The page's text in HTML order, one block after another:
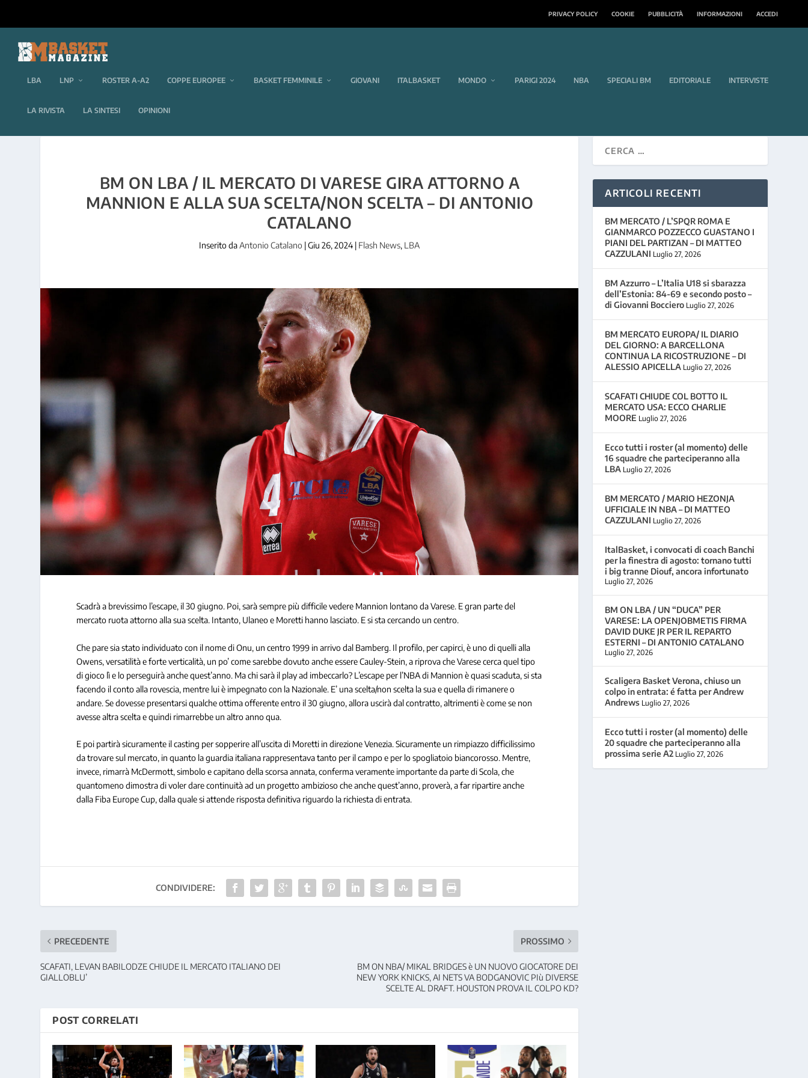
PRIVACY POLICY COOKIE PUBBLICITÀ INFORMAZIONI ACCEDI
LBA LNP ROSTER A-A2 COPPE EUROPEE BASKET FEMMINILE GIOVANI ITALBASKET MONDO PARIGI 2024 NBA SPECIALI BM EDITORIALE INTERVISTE
LA RIVISTA LA SINTESI OPINIONI
BM ON LBA / IL MERCATO DI VARESE GIRA ATTORNO A
MANNION E ALLA SUA SCELTA/NON SCELTA – DI ANTONIO
CATALANO
Inserito daAntonio Catalano |Giu 26, 2024 | Flash News, LBA
Scadrà a brevissimo l’escape, il 30 giugno. Poi, sarà sempre più difficile vedere Mannion lontano da Varese. E gran parte del
mercato ruota attorno alla sua scelta. Intanto, Ulaneo e Moretti hanno lasciato. E si sta cercando un centro.
Che pare sia stato individuato con il nome di Onu, un centro 1999 in arrivo dal Bamberg. Il profilo, per capirci, è uno di quelli alla
Owens, versatilità e forte verticalità, un po’ come sarebbe dovuto anche essere Cauley-Stein, a riprova che Varese cerca quel tipo
di gioco lì e lo perseguirà anche quest’anno. Ma chi sarà il play ad imbeccarlo? L’escape per l’NBA di Mannion è quasi scaduta, si sta
facendo il conto alla rovescia, mentre lui è impegnato con la Nazionale. E’ una scelta/non scelta la sua e quella di rimanere o
andare. Se dovesse presentarsi qualche ottima offerente entro il 30 giugno, allora uscirà dal contratto, altrimenti è come se non
avesse altra scelta e quindi rimarrebbe un altro anno qua.
E poi partirà sicuramente il casting per sopperire all’uscita di Moretti in direzione Venezia. Sicuramente un rimpiazzo difficilissimo
da trovare sul mercato, in quanto la guardia italiana rappresentava tanto per il campo e per lo spogliatoio biancorosso. Mentre,
invece, rimarrà McDermott, simbolo e capitano della scorsa annata, conferma veramente importante da parte di Scola, che
quantomeno dimostra di voler dare continuità ad un progetto ambizioso che anche quest’anno, proverà, a far ripartire anche
dalla Fiba Europe Cup, dalla quale si attende risposta definitiva riguardo la richiesta di entrata.
CONDIVIDERE:
PRECEDENTE
SCAFATI, LEVAN BABILODZE CHIUDE IL MERCATO ITALIANO DEI
GIALLOBLU’
PROSSIMO
BM ON NBA/ MIKAL BRIDGES è UN NUOVO GIOCATORE DEI
NEW YORK KNICKS, AI NETS VA BODGANOVIC PIù DIVERSE
SCELTE AL DRAFT. HOUSTON PROVA IL COLPO KD?
POST CORRELATI
ARTICOLI RECENTI
BM MERCATO / L’SPQR ROMA E
GIANMARCO POZZECCO GUASTANO I
PIANI DEL PARTIZAN – DI MATTEO
CAZZULANI Luglio 27, 2026
BM Azzurro – L’Italia U18 si sbarazza
dell’Estonia: 84-69 e secondo posto –
di Giovanni Bocciero Luglio 27, 2026
BM MERCATO EUROPA/ IL DIARIO
DEL GIORNO: A BARCELLONA
CONTINUA LA RICOSTRUZIONE – DI
ALESSIO APICELLA Luglio 27, 2026
SCAFATI CHIUDE COL BOTTO IL
MERCATO USA: ECCO CHARLIE
MOORE Luglio 27, 2026
Ecco tutti i roster (al momento) delle
16 squadre che parteciperanno alla
LBA Luglio 27, 2026
BM MERCATO / MARIO HEZONJA
UFFICIALE IN NBA – DI MATTEO
CAZZULANI Luglio 27, 2026
ItalBasket, i convocati di coach Banchi
per la finestra di agosto: tornano tutti
i big tranne Diouf, ancora infortunato
Luglio 27, 2026
BM ON LBA / UN “DUCA” PER
VARESE: LA OPENJOBMETIS FIRMA
DAVID DUKE JR PER IL REPARTO
ESTERNI – DI ANTONIO CATALANO
Luglio 27, 2026
Scaligera Basket Verona, chiuso un
colpo in entrata: é fatta per Andrew
Andrews Luglio 27, 2026
Ecco tutti i roster (al momento) delle
20 squadre che parteciperanno alla
prossima serie A2 Luglio 27, 2026